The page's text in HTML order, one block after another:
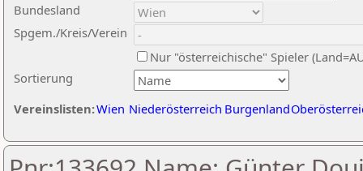
Sortierung
Bundesland
Spgem./Kreis/Verein
Nur "österreichische" Spieler
Vereinslisten:Wien Niederösterreich Burgenland